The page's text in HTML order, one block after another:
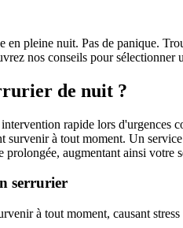
en pleine nuit. Pas de panique.
nos conseils pour
de nuit ?
rapide lors d'urgences
à tout moment. Un
augmentant ainsi votre
serrurier
à tout moment, causant